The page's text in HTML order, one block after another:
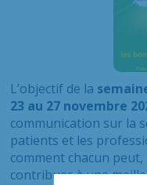
L’objectif de la
23 au 27 novembre
communication sur la
patients et les
comment chacun
contribuer à une